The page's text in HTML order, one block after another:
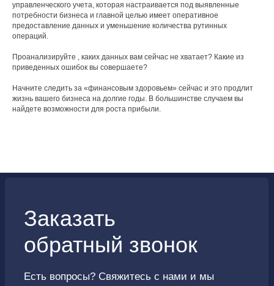
управленческого учета, которая настраивается под выявленные
потребности бизнеса и главной целью имеет оперативное
предоставление данных и уменьшение количества рутинных
операций.
Проанализируйте , каких данных вам сейчас не хватает? Какие из
приведенных ошибок вы совершаете?
Начните следить за «финансовым здоровьем» сейчас и это продлит
жизнь вашего бизнеса на долгие годы. В большинстве случаем вы
найдете возможности для роста прибыли.
ИП Кудрявцева Ксения Ракиповна